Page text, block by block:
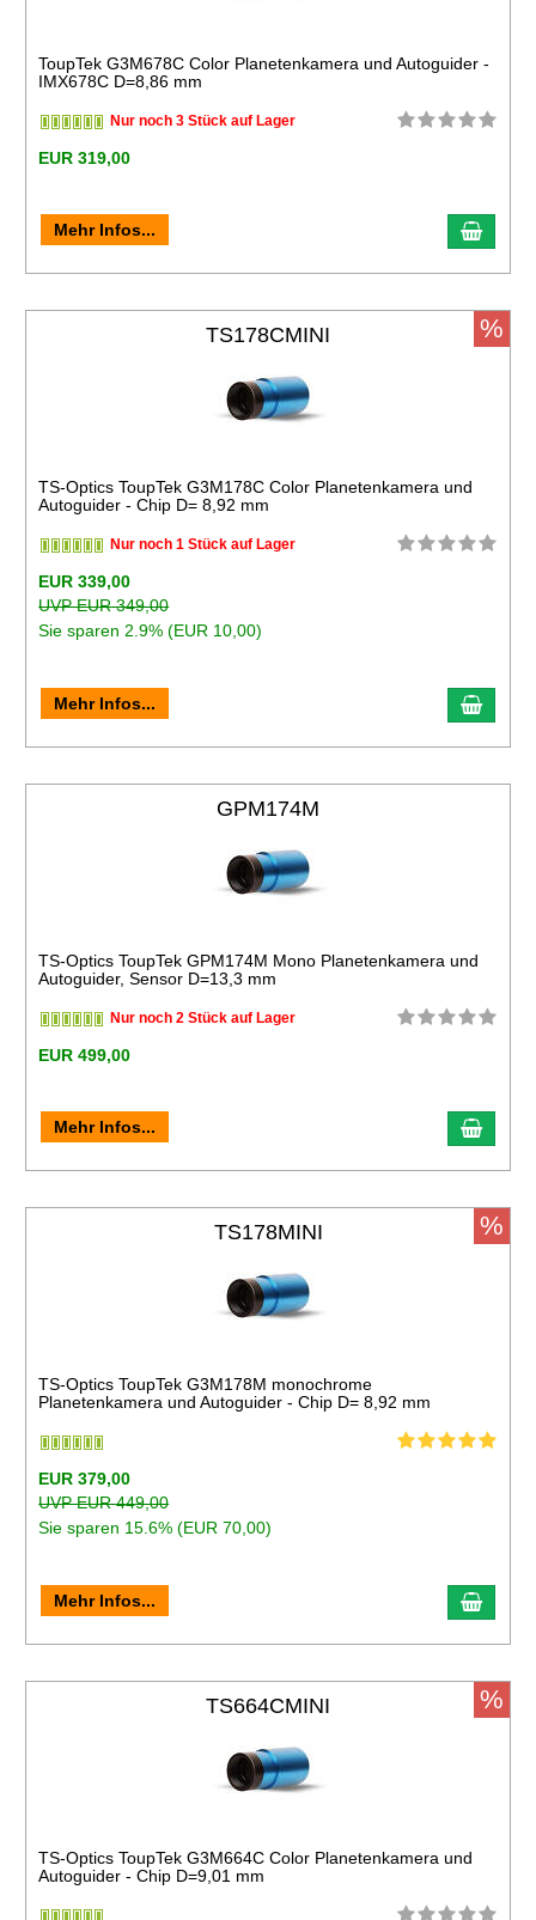
ToupTek G3M678C Color Planetenkamera und Autoguider -
IMX678C D=8,86 mm
Nur noch 3 Stück auf Lager
EUR 319,00
Mehr Infos...
TS178CMINI
TS-Optics ToupTek G3M178C Color Planetenkamera und
Autoguider - Chip D= 8,92 mm
Nur noch 1 Stück auf Lager
EUR 339,00
UVP EUR 349,00
Sie sparen 2.9% (EUR 10,00)
Mehr Infos...
%
GPM174M
TS-Optics ToupTek GPM174M Mono Planetenkamera und
Autoguider, Sensor D=13,3 mm
Nur noch 2 Stück auf Lager
EUR 499,00
Mehr Infos...
TS178MINI
TS-Optics ToupTek G3M178M monochrome
Planetenkamera und Autoguider - Chip D= 8,92 mm
EUR 379,00
UVP EUR 449,00
Sie sparen 15.6% (EUR 70,00)
Mehr Infos...
%
TS664CMINI
TS-Optics ToupTek G3M664C Color Planetenkamera und
Autoguider - Chip D=9,01 mm
%